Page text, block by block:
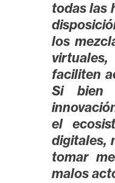
P
todas las
los
faciliten
Si bien
el
digitales,
tomar
malos